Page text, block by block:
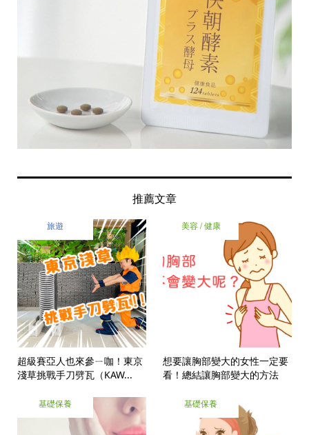
推薦文章
旅遊
超級賽亞人也來參ㄧ咖！東京
淺草挑戰手刀劈瓦（KAW...
美容 / 健康
想要讓胸部變大的女性一定要
看！總結讓胸部變大的方法
基礎保養 基礎保養